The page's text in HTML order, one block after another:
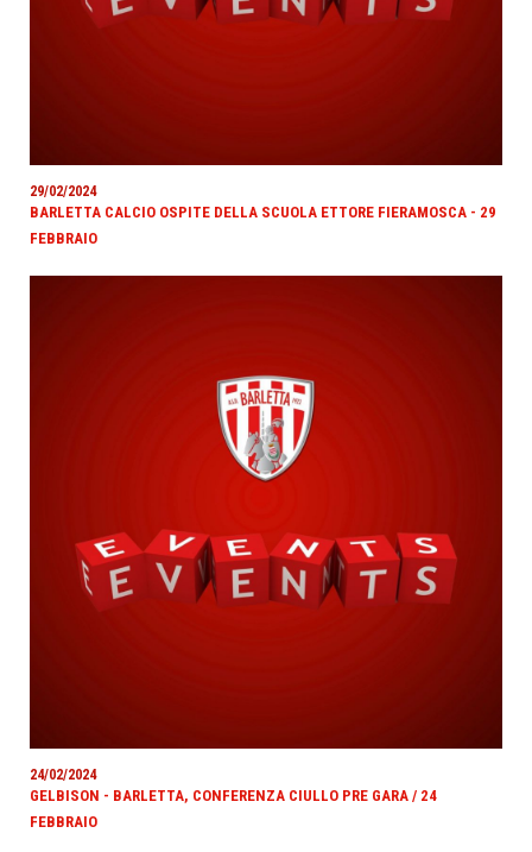
29/02/2024
BARLETTA CALCIO OSPITE DELLA SCUOLA ETTORE FIERAMOSCA - 29
FEBBRAIO
24/02/2024
GELBISON - BARLETTA, CONFERENZA CIULLO PRE GARA / 24
FEBBRAIO